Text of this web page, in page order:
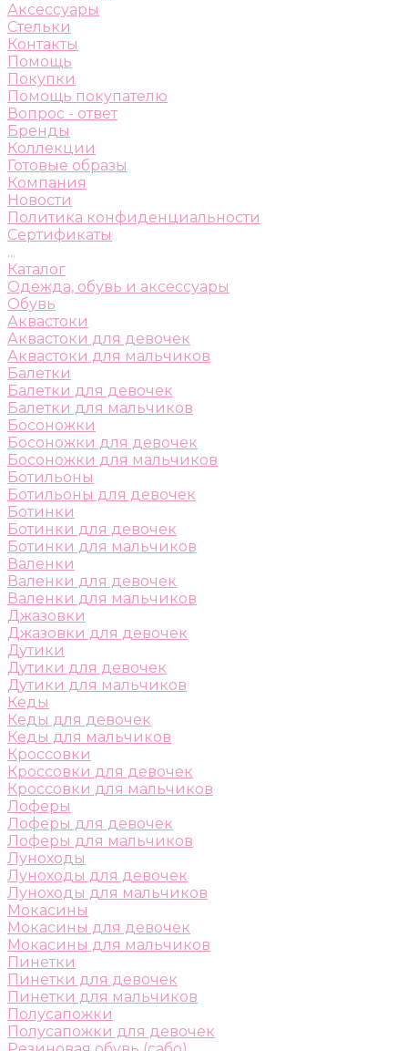
Аксессуары
Стельки
Контакты
Помощь
Покупки
Помощь покупателю
Вопрос - ответ
Бренды
Коллекции
Готовые образы
Компания
Новости
Политика конфиденциальности
Сертификаты
...
Каталог
Одежда, обувь и аксессуары
Обувь
Аквастоки
Аквастоки для девочек
Аквастоки для мальчиков
Балетки
Балетки для девочек
Балетки для мальчиков
Босоножки
Босоножки для девочек
Босоножки для мальчиков
Ботильоны
Ботильоны для девочек
Ботинки
Ботинки для девочек
Ботинки для мальчиков
Валенки
Валенки для девочек
Валенки для мальчиков
Джазовки
Джазовки для девочек
Дутики
Дутики для девочек
Дутики для мальчиков
Кеды
Кеды для девочек
Кеды для мальчиков
Кроссовки
Кроссовки для девочек
Кроссовки для мальчиков
Лоферы
Лоферы для девочек
Лоферы для мальчиков
Луноходы
Луноходы для девочек
Луноходы для мальчиков
Мокасины
Мокасины для девочек
Мокасины для мальчиков
Пинетки
Пинетки для девочек
Пинетки для мальчиков
Полусапожки
Полусапожки для девочек